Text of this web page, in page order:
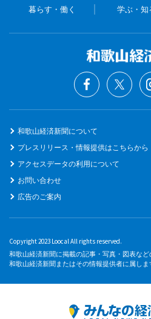
暮らす・働く 学ぶ・知
和歌山経済新聞について
プレスリリース・情報提供はこちらから
アクセスデータの利用について
お問い合わせ
広告のご案内
Copyright 2023 Loocal All rights reserved.
和歌山経済新聞に掲載の記事・写真・図表な
和歌山経済新聞またはその情報提供者に属しま